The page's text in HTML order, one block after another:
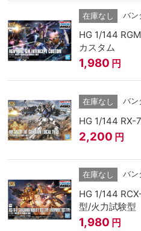
在庫なし バン
HG 1/144
カスタム
1,980 円
在庫なし バン
HG 1/144 RX-
2,200 円
在庫なし バン
HG 1/144
型/火力試験型
1,980 円